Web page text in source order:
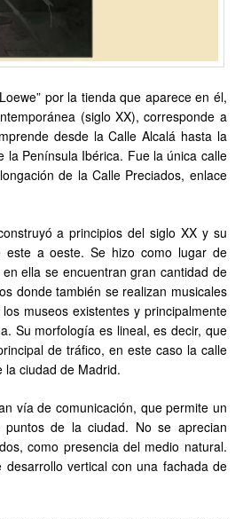
por la tienda que aparece en él,
(siglo XX), corresponde a
desde la Calle Alcalá hasta la
la Península Ibérica. Fue la única calle
de la Calle Preciados, enlace
a principios del siglo XX y su
este a oeste. Se hizo como lugar de
ella se encuentran gran cantidad de
donde también se realizan musicales
museos existentes y principalmente
Su morfología es lineal, es decir, que
de tráfico, en este caso la calle
ciudad de Madrid.
vía de comunicación, que permite un
de la ciudad. No se aprecian
como presencia del medio natural.
vertical con una fachada de